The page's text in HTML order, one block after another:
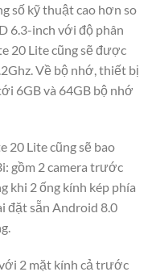
số kỹ thuật cao hơn so
6.3-inch với độ phân
20 Lite cũng sẽ được
Về bộ nhớ, thiết bị
6GB và 64GB bộ nhớ
20 Lite cũng sẽ bao
gồm 2 camera trước
khi 2 ống kính kép phía
đặt sẵn Android 8.0
2 mặt kính cả trước